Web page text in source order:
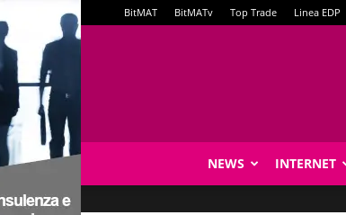
BitMAT BitMATv Top Trade Linea EDP
NEWS INTERNET